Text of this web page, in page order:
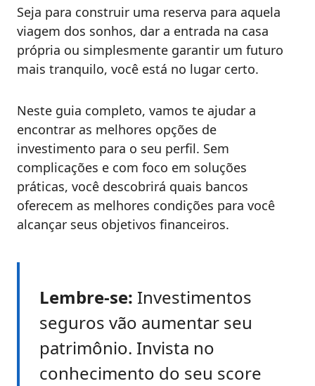
Seja para construir uma reserva para aquela
viagem dos sonhos, dar a entrada na casa
própria ou simplesmente garantir um futuro
mais tranquilo, você está no lugar certo.
Neste guia completo, vamos te ajudar a
encontrar as melhores opções de
investimento para o seu perfil. Sem
complicações e com foco em soluções
práticas, você descobrirá quais bancos
oferecem as melhores condições para você
alcançar seus objetivos financeiros.
Lembre-se: Investimentos
seguros vão aumentar seu
patrimônio. Invista no
conhecimento do seu score